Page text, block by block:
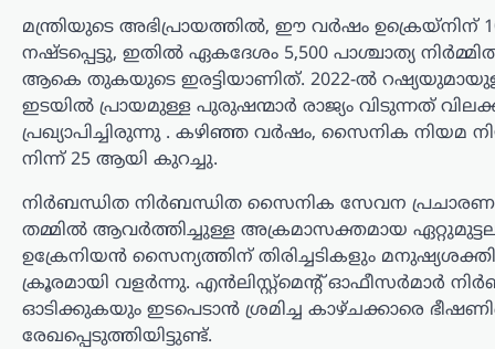
മന്ത്രിയുടെ അഭിപ്രായത്തിൽ, ഈ വർഷം
നഷ്ടപ്പെട്ടു, ഇതിൽ ഏകദേശം 5,500 പാശ്ചാത്യ
ആകെ തുകയുടെ ഇരട്ടിയാണിത്. 2022-ൽ
ഇടയിൽ പ്രായമുള്ള പുരുഷന്മാർ രാജ്യം വിടുന്നത്
പ്രഖ്യാപിച്ചിരുന്നു . കഴിഞ്ഞ വർഷം, സൈനിക നിയമ
നിന്ന് 25 ആയി കുറച്ചു.
നിർബന്ധിത നിർബന്ധിത സൈനിക സേവന
തമ്മിൽ ആവർത്തിച്ചുള്ള അക്രമാസക്തമായ
ഉക്രേനിയൻ സൈന്യത്തിന് തിരിച്ചടികളും
ക്രൂരമായി വളർന്നു. എൻലിസ്റ്റ്‌മെന്റ്
ഓടിക്കുകയും ഇടപെടാൻ ശ്രമിച്ച കാഴ്ചക്കാരെ
രേഖപ്പെടുത്തിയിട്ടുണ്ട്.
കേരളത്തിൽ
അതിതീവ്ര മഴ
മുന്നറിയിപ്പ്; മൂന്ന്
ജില്ലകളിൽ റെഡ്
അലർട്ട്, അഞ്ച്
ജില്ലകളിലെ വിദ്യാഭ്യാസ
സ്ഥാപനങ്ങൾക്ക് നാളെ
അവധി
ന്യൂസ് ഡെസ്ക് ഓഗസ്റ്റ്‌ 6, 2026
സംസ്ഥാനത്ത് മഴ വീണ്ടും
ശക്തിപ്രാപിക്കുന്ന സാഹചര്യത്തിൽ
കേന്ദ്ര കാലാവസ്ഥ വകുപ്പ് വിവിധ